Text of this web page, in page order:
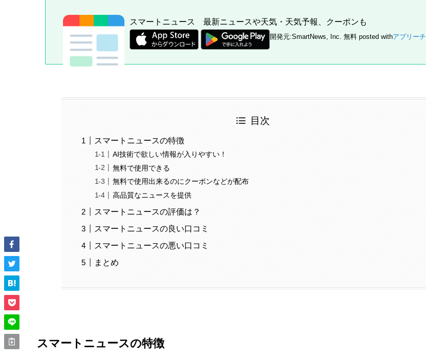
スマートニュース 最新ニュースや天気・天気予報、クーポンも
開発元:SmartNews, Inc. 無料 posted withアプリーチ
目次
スマートニュースの特徴
AI技術で欲しい情報が入りやすい！
無料で使用できる
無料で使用出来るのにクーポンなどが配布
高品質なニュースを提供
スマートニュースの評価は？
スマートニュースの良い口コミ
スマートニュースの悪い口コミ
まとめ
スマートニュースの特徴